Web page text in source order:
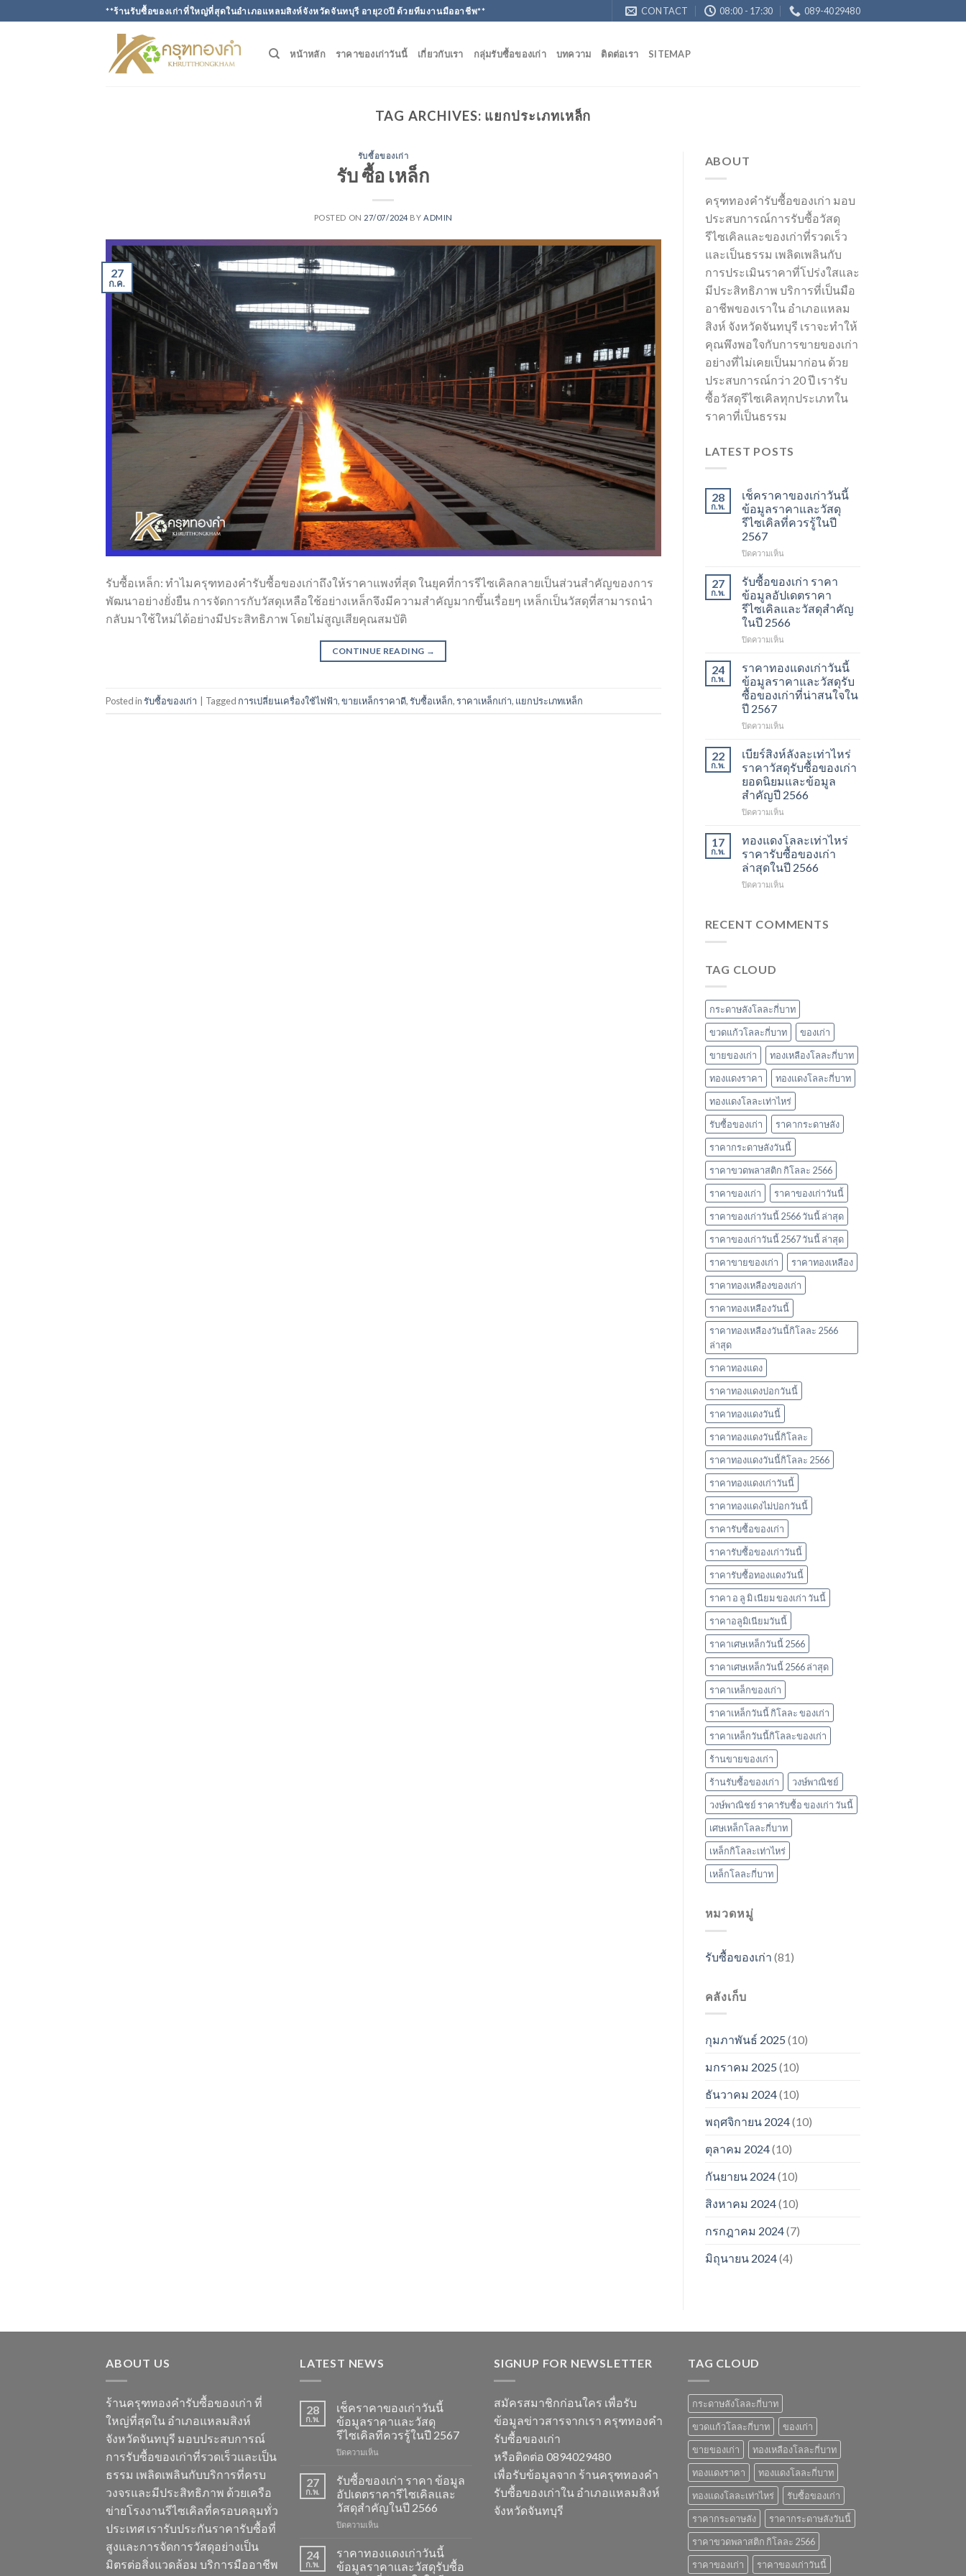
to
**ร้านรับซื้อของเก่าที่ใหญ่ที่สุดในอำเภอแหลมสิงห์จังหวัดจันทบุรี อายุ20ปี ด้วยทีมงานมืออาชีพ** CONTACT 08:00 - 17:30 089-4029480
หน้าหลัก ราคาของเก่าวันนี้ เกี่ยวกับเรา กลุ่มรับซื้อของเก่า บทความ ติดต่อเรา SITEMAP
TAG ARCHIVES: แยกประเภทเหล็ก
รับซื้อของเก่า
รับ ซื้อ เหล็ก
POSTED ON 27/07/2024 BYADMIN
27
ก.ค.
รับซื้อเหล็ก: ทำไมครุฑทองคำรับซื้อของเก่าถึงให้ราคาแพงที่สุด ในยุคที่การรีไซเคิลกลายเป็นส่วนสำคัญของการ
พัฒนาอย่างยั่งยืน การจัดการกับวัสดุเหลือใช้อย่างเหล็กจึงมีความสำคัญมากขึ้นเรื่อยๆ เหล็กเป็นวัสดุที่สามารถนำ
กลับมาใช้ใหม่ได้อย่างมีประสิทธิภาพ โดยไม่สูญเสียคุณสมบัติ
CONTINUE READING →
Posted inรับซื้อของเก่า | Tagged การเปลี่ยนเครื่องใช้ไฟฟ้า,ขายเหล็กราคาดี,รับซื้อเหล็ก,ราคาเหล็กเก่า, แยกประเภทเหล็ก
ABOUT
ครุฑทองคำรับซื้อของเก่า มอบ
ประสบการณ์การรับซื้อวัสดุ
รีไซเคิลและของเก่าที่รวดเร็ว
และเป็นธรรม เพลิดเพลินกับ
การประเมินราคาที่โปร่งใสและ
มีประสิทธิภาพ บริการที่เป็นมือ
อาชีพของเราใน อำเภอแหลม
สิงห์ จังหวัดจันทบุรี เราจะทำให้
คุณพึงพอใจกับการขายของเก่า
อย่างที่ไม่เคยเป็นมาก่อน ด้วย
ประสบการณ์กว่า 20 ปี เรารับ
ซื้อวัสดุรีไซเคิลทุกประเภทใน
ราคาที่เป็นธรรม
LATEST POSTS
28
ก.พ.
เช็คราคาของเก่าวันนี้
ข้อมูลราคาและวัสดุ
รีไซเคิลที่ควรรู้ในปี
2567
ปิดความเห็นบน
ราคา
ของ
เก่า
วัน
นี้
วัสดุ
รีไซเคิล
ที่
2567
27
ก.พ.
รับซื้อของเก่า ราคา
ข้อมูลอัปเดตราคา
รีไซเคิลและวัสดุสำคัญ
ในปี 2566
ปิดความเห็นบน
เก่า
ราคา
รีไซเคิล
และ
วัสดุ
สำคัญ
ในปี
24
ก.พ.
ราคาทองแดงเก่าวันนี้
ข้อมูลราคาและวัสดุรับ
ซื้อของเก่าที่น่าสนใจใน
ปี 2567
ปิดความเห็นบน
ทองแดง
เก่า
วัน
นี้
ข้อมูล
วัสดุ
รับ
ซื้อ
ของ
เก่า
สนใจ
22
ก.พ.
เบียร์สิงห์ลังละเท่าไหร่
ราคาวัสดุรับซื้อของเก่า
ยอดนิยมและข้อมูล
สำคัญปี 2566
ปิดความเห็นบน
สิงห์
ลัง
ละ
เท่า
ไหร่
รับ
ข้อมูล
สำคัญ
ปี
2566
17
ก.พ.
ทองแดงโลละเท่าไหร่
ราคารับซื้อของเก่า
ล่าสุดในปี 2566
ปิดความเห็นบน
โล
ของ
เก่า
ล่าสุด
ในปี
2566
RECENT COMMENTS
TAG CLOUD
กระดาษลังโลละกี่บาท
ขวดแก้วโลละกี่บาท
ของเก่า
ขายของเก่า
ทองเหลืองโลละกี่บาท
ทองแดงราคา
ทองแดงโลละกี่บาท
ทองแดงโลละเท่าไหร่
รับซื้อของเก่า
ราคากระดาษลัง
ราคากระดาษลังวันนี้
ราคาขวดพลาสติก กิโลละ 2566
ราคาของเก่า
ราคาของเก่าวันนี้
ราคาของเก่าวันนี้ 2566 วันนี้ ล่าสุด
ราคาของเก่าวันนี้ 2567 วันนี้ ล่าสุด
ราคาขายของเก่า
ราคาทองเหลือง
ราคาทองเหลืองของเก่า
ราคาทองเหลืองวันนี้
ราคาทองเหลืองวันนี้กิโลละ 2566
ล่าสุด
ราคาทองแดง
ราคาทองแดงปอกวันนี้
ราคาทองแดงวันนี้
ราคาทองแดงวันนี้กิโลละ
ราคาทองแดงวันนี้กิโลละ 2566
ราคาทองแดงเก่าวันนี้
ราคาทองแดงไม่ปอกวันนี้
ราคารับซื้อของเก่า
ราคารับซื้อของเก่าวันนี้
ราคารับซื้อทองแดงวันนี้
ราคา อ ลู มิ เนียม ของเก่า วันนี้
ราคาอลูมิเนียมวันนี้
ราคาเศษเหล็กวันนี้ 2566
ราคาเศษเหล็กวันนี้ 2566 ล่าสุด
ราคาเหล็กของเก่า
ราคาเหล็กวันนี้ กิโลละ ของเก่า
ราคาเหล็กวันนี้กิโลละของเก่า
ร้านขายของเก่า
ร้านรับซื้อของเก่า
วงษ์พาณิชย์
วงษ์พาณิชย์ ราคารับซื้อ ของเก่า วันนี้
เศษเหล็กโลละกี่บาท
เหล็กกิโลละเท่าไหร่
เหล็กโลละกี่บาท
หมวดหมู่
รับซื้อของเก่า (81)
คลังเก็บ
กุมภาพันธ์ 2025 (10)
มกราคม 2025 (10)
ธันวาคม 2024(10)
พฤศจิกายน 2024(10)
ตุลาคม 2024(10)
กันยายน 2024(10)
สิงหาคม 2024(10)
กรกฎาคม 2024(7)
มิถุนายน 2024(4)
ABOUT US
ร้านครุฑทองคำรับซื้อของเก่า ที่
ใหญ่ที่สุดใน อำเภอแหลมสิงห์
จังหวัดจันทบุรี มอบประสบการณ์
การรับซื้อของเก่าที่รวดเร็วและเป็น
ธรรม เพลิดเพลินกับบริการที่ครบ
วงจรและมีประสิทธิภาพ ด้วยเครือ
ข่ายโรงงานรีไซเคิลที่ครอบคลุมทั่ว
ประเทศ เรารับประกันราคารับซื้อที่
สูงและการจัดการวัสดุอย่างเป็น
มิตรต่อสิ่งแวดล้อม บริการมืออาชีพ
LATEST NEWS
28
ก.พ.
เช็คราคาของเก่าวันนี้
ข้อมูลราคาและวัสดุ
รีไซเคิลที่ควรรู้ในปี 2567
ปิดความเห็น
ราคา
ของ
เก่า
วัน
นี้
ราคา
วัสดุ
27
ก.พ.
รับซื้อของเก่า ราคา ข้อมูล
อัปเดตราคารีไซเคิลและ
วัสดุสำคัญในปี 2566
ปิดความเห็น
ของ
เก่า
24
ก.พ.
ราคาทองแดงเก่าวันนี้
ข้อมูลราคาและวัสดุรับซื้อ
SIGNUP FOR NEWSLETTER
สมัครสมาชิกก่อนใคร เพื่อรับ
ข้อมูลข่าวสารจากเรา ครุฑทองคำ
รับซื้อของเก่า
หรือติดต่อ 0894029480
เพื่อรับข้อมูลจาก ร้านครุฑทองคำ
รับซื้อของเก่าใน อำเภอแหลมสิงห์
จังหวัดจันทบุรี
TAG CLOUD
กระดาษลังโลละกี่บาท
ขวดแก้วโลละกี่บาท
ของเก่า
ขายของเก่า
ทองเหลืองโลละกี่บาท
ทองแดงราคา
ทองแดงโลละกี่บาท
ทองแดงโลละเท่าไหร่
รับซื้อของเก่า
ราคากระดาษลัง
ราคากระดาษลังวันนี้
ราคาขวดพลาสติก กิโลละ 2566
ราคาของเก่า
ราคาของเก่าวันนี้